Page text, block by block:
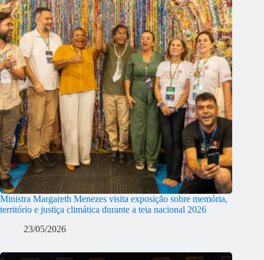
Ministra Margareth Menezes visita exposição sobre memória,
território e justiça climática durante a teia nacional 2026
23/05/2026